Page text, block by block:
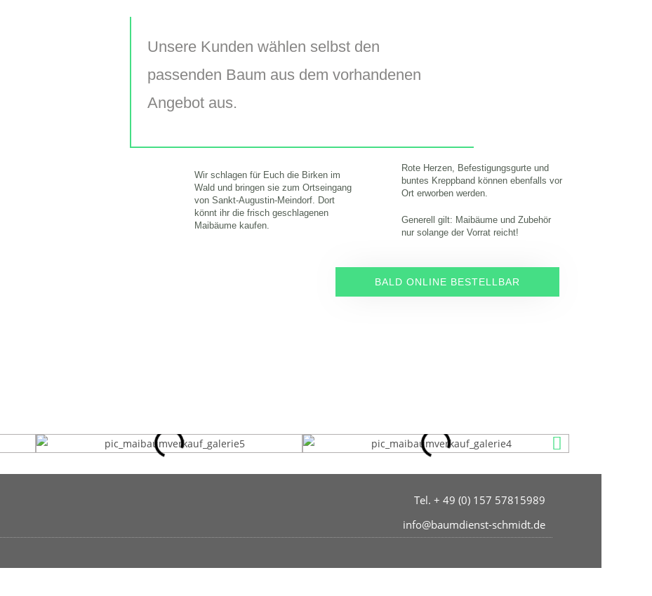
Unsere Kunden wählen selbst den
passenden Baum aus dem vorhandenen
Angebot aus.
Wir schlagen für Euch die Birken im
Wald und bringen sie zum Ortseingang
von Sankt-Augustin-Meindorf. Dort
könnt ihr die frisch geschlagenen
Maibäume kaufen.
Rote Herzen, Befestigungsgurte und
buntes Kreppband können ebenfalls vor
Ort erworben werden.
Generell gilt: Maibäume und Zubehör
nur solange der Vorrat reicht!
BALD ONLINE BESTELLBAR
Tel. + 49 (0) 157 57815989
info@baumdienst-schmidt.de